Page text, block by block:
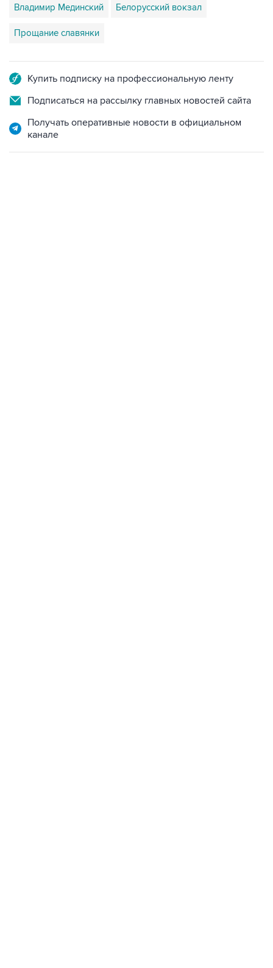
Владимир Мединский Белорусский вокзал
Прощание славянки
Купить подписку на профессиональную ленту
Подписаться на рассылку главных новостей сайта
Получать оперативные новости в официальном
канале